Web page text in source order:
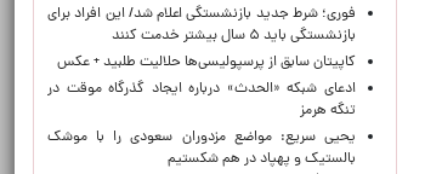
فوری؛ شرط جدید بازنشستگی اعلام شد/ این افراد برای
بازنشستگی باید ۵ سال بیشتر خدمت کنند
کاپیتان سابق از پرسپولیسی‌ها حلالیت طلبید + عکس
ادعای شبکه «الحدث» درباره ایجاد گذرگاه موقت در
تنگه هرمز
یحیی سریع: مواضع مزدوران سعودی را با موشک
بالستیک و پهپاد در هم شکستیم